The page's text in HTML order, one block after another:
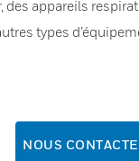
des appareils
types
NOUS